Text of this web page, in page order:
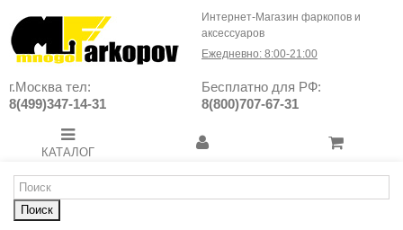
Интернет-Магазин фаркопов и
аксессуаров
Ежедневно: 8:00-21:00
г.Москва тел:
8(499)347-14-31
Бесплатно для РФ:
8(800)707-67-31
КАТАЛОГ
Поиск